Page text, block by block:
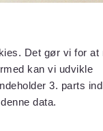
Det gør vi for at
kan vi udvikle
3. parts
data.